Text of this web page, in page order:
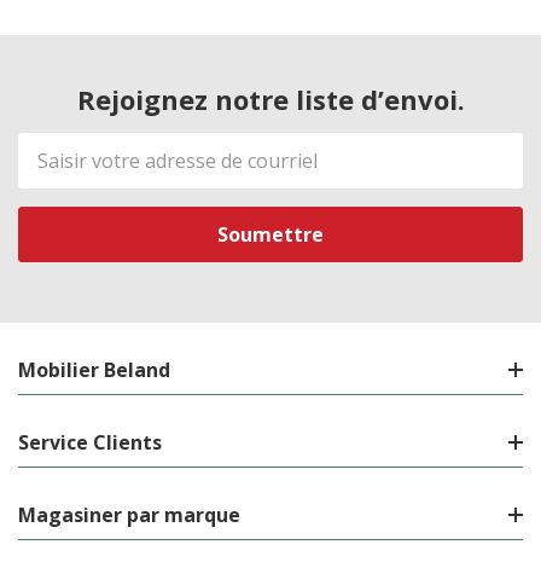
Rejoignez notre liste d’envoi.
Adresse
de
courriel
Mobilier Beland
Service Clients
Magasiner par marque